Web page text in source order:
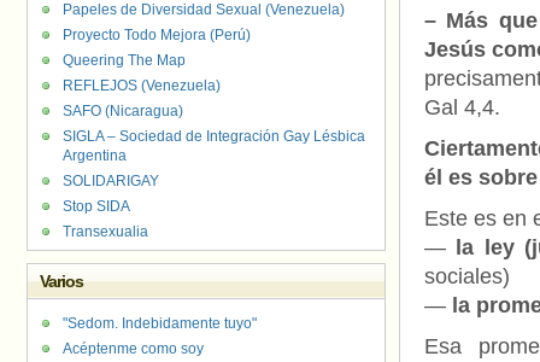
– Más
Jesús
Gal 4,4.
él es
Este es en
—
la ley
sociales)
— la
Esa
Papeles de Diversidad Sexual (Venezuela)
Proyecto Todo Mejora (Perú)
Queering The Map
REFLEJOS (Venezuela)
SAFO (Nicaragua)
SIGLA – Sociedad de Integración Gay Lésbica
Argentina
SOLIDARIGAY
Stop SIDA
Transexualia
Varios
"Sedom. Indebidamente tuyo"
Acéptenme como soy